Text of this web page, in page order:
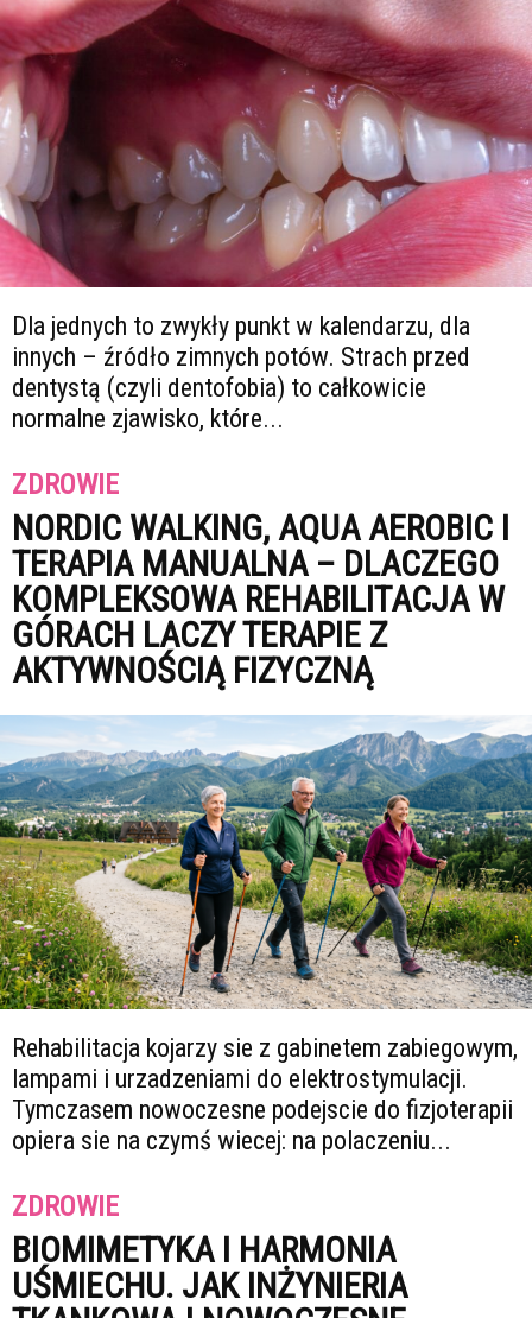
Dla jednych to zwykły punkt w kalendarzu, dla
innych – źródło zimnych potów. Strach przed
dentystą (czyli dentofobia) to całkowicie
normalne zjawisko, które...
ZDROWIE
NORDIC WALKING, AQUA AEROBIC I
TERAPIA MANUALNA – DLACZEGO
KOMPLEKSOWA REHABILITACJA W
GÓRACH LACZY TERAPIE Z
AKTYWNOŚCIĄ FIZYCZNĄ
Rehabilitacja kojarzy sie z gabinetem zabiegowym,
lampami i urzadzeniami do elektrostymulacji.
Tymczasem nowoczesne podejscie do fizjoterapii
opiera sie na czymś wiecej: na polaczeniu...
ZDROWIE
BIOMIMETYKA I HARMONIA
UŚMIECHU. JAK INŻYNIERIA